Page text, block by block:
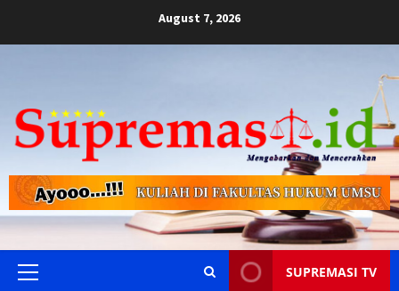
August 7, 2026
Primary
SUPREMASI TV